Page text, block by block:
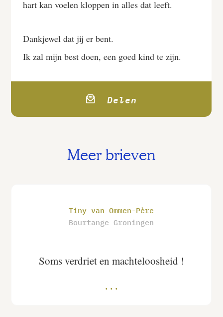
hart kan voelen kloppen in alles dat leeft.
Dankjewel dat jij er bent.
Ik zal mijn best doen, een goed kind te zijn.
Delen
Meer brieven
Tiny van Ommen-Père
Bourtange Groningen
Soms verdriet en machteloosheid !